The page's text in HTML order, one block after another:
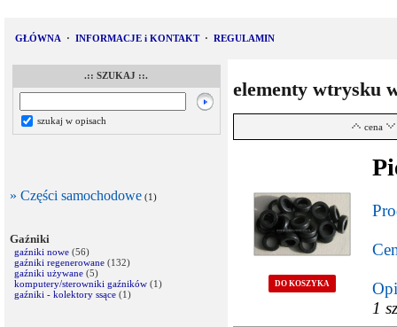
GŁÓWNA · INFORMACJE i KONTAKT · REGULAMIN
.:: SZUKAJ ::.
szukaj w opisach
» Części samochodowe (1)
Gaźniki
gaźniki nowe (56)
gaźniki regenerowane (132)
gaźniki używane (5)
komputery/sterowniki gaźników (1)
gaźniki - kolektory ssące (1)
elementy wtrysku
cena
DO KOSZYKA
1